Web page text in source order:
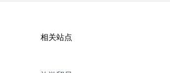
相关站点